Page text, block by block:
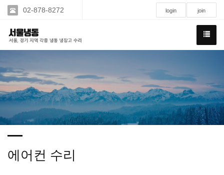
02-878-8272 login join
에어컨 수리